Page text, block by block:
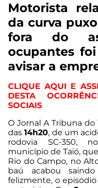
Motorista
da curva
fora do
ocupantes
avisar a
CLIQUE AQUI E
DESTA
SOCIAIS
O Jornal A Tribuna
das14h20, de um
rodovia SC-350,
município de Taió,
Rio do Campo, no
baú acabou
felizmente, o